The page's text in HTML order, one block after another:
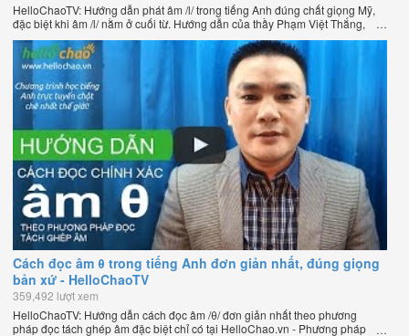
HelloChaoTV: Hướng dẫn phát âm /l/ trong tiếng Anh đúng chất giọng Mỹ,
đặc biệt khi âm /l/ nằm ở cuối từ. Hướng dẫn của thầy Phạm Việt Thắng,
đồng sáng lập HelloChao.vn - Chương trình dạy tiếng Anh trực tuyến chặt
chẽ nhất thế giới.
Cách đọc âm θ trong tiếng Anh đơn giản nhất, đúng giọng
bản xứ - HelloChaoTV
359,492 lượt xem
HelloChaoTV: Hướng dẫn cách đọc âm /θ/ đơn giản nhất theo phương
pháp đọc tách ghép âm đặc biệt chỉ có tại HelloChao.vn - Phương pháp